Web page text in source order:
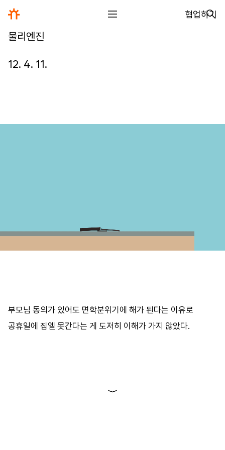
글
바로가기
협업하기
물리엔진
12. 4. 11.
부모님 동의가 있어도 면학분위기에 해가 된다는 이유로
공휴일에 집엘 못간다는 게 도저히 이해가 가지 않았다.